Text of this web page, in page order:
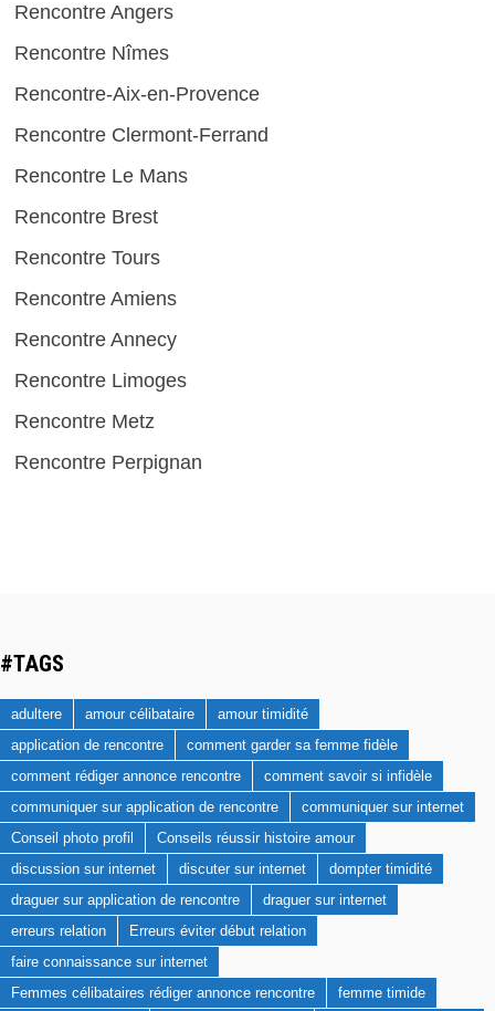
Rencontre Angers
Rencontre Nîmes
Rencontre-Aix-en-Provence
Rencontre Clermont-Ferrand
Rencontre Le Mans
Rencontre Brest
Rencontre Tours
Rencontre Amiens
Rencontre Annecy
Rencontre Limoges
Rencontre Metz
Rencontre Perpignan
#TAGS
adultere amour célibataire
amour timidité
application de rencontre
comment garder sa femme fidèle
comment rédiger annonce rencontre
comment savoir si infidèle
communiquer sur application de rencontre
communiquer sur internet
Conseil photo profil
Conseils réussir histoire amour
discussion sur internet
discuter sur internet
dompter timidité
draguer sur application de rencontre
draguer sur internet
erreurs relation
Erreurs éviter début relation
faire connaissance sur internet
Femmes célibataires rédiger annonce rencontre
femme timide